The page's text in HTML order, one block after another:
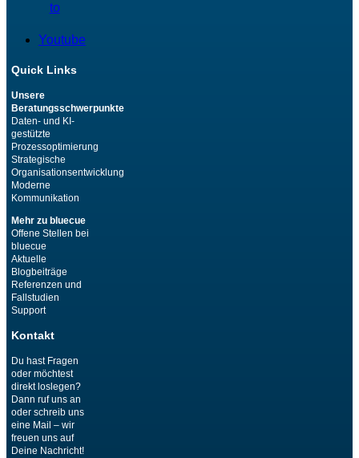
to
Youtube
Quick Links
Unsere
Beratungsschwerpunkte
Daten- und KI-
gestützte
Prozessoptimierung
Strategische
Organisationsentwicklung
Moderne
Kommunikation
Mehr zu bluecue
Offene Stellen bei
bluecue
Aktuelle
Blogbeiträge
Referenzen und
Fallstudien
Support
Kontakt
Du hast Fragen
oder möchtest
direkt loslegen?
Dann ruf uns an
oder schreib uns
eine Mail – wir
freuen uns auf
Deine Nachricht!